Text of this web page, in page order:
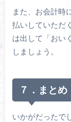
また、お会計時
払いしていただ
は出して「おい
しましょう。
７．まとめ
いかがだったで